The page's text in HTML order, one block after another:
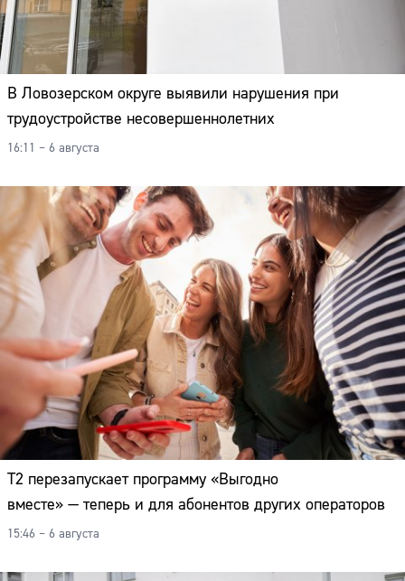
В Ловозерском округе выявили нарушения при
трудоустройстве несовершеннолетних
16:11 – 6 августа
Т2 перезапускает программу «Выгодно
вместе» — теперь и для абонентов других операторов
15:46 – 6 августа